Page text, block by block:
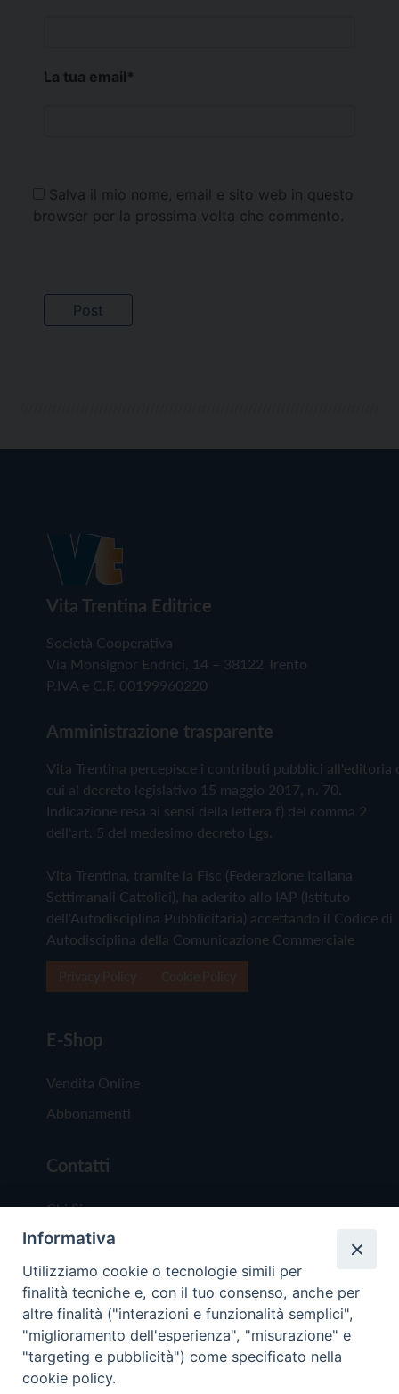
La tua email*
Salva il mio nome, email e sito web in questo
browser per la prossima volta che commento.
Vita Trentina Editrice
Società Cooperativa
Via Monsignor Endrici, 14 – 38122 Trento
P.IVA e C.F. 00199960220
Amministrazione trasparente
Vita Trentina percepisce i contributi pubblici all'editoria
cui al decreto legislativo 15 maggio 2017, n. 70.
Indicazione resa ai sensi della lettera f) del comma 2
dell'art. 5 del medesimo decreto Lgs.
Vita Trentina, tramite la Fisc (Federazione Italiana
Settimanali Cattolici), ha aderito allo IAP (Istituto
dell'Autodisciplina Pubblicitaria) accettando il Codice di
Autodisciplina della Comunicazione Commerciale
E-Shop
Vendita Online
Abbonamenti
Contatti
Chi Siamo
Redazione
Scrivici
Copyright © 2019 - Tutti i diritti riservati - Vita
Informativa
Utilizziamo cookie o tecnologie simili per
finalità tecniche e, con il tuo consenso, anche per
altre finalità ("interazioni e funzionalità semplici",
"miglioramento dell'esperienza", "misurazione" e
"targeting e pubblicità") come specificato nella
cookie policy.